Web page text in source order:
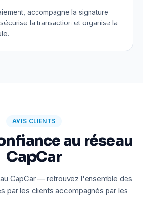
accompagne la signature
la transaction et organise la
AVIS CLIENTS
au réseau
CapCar
CapCar — retrouvez l'ensemble des
par les clients accompagnés par les